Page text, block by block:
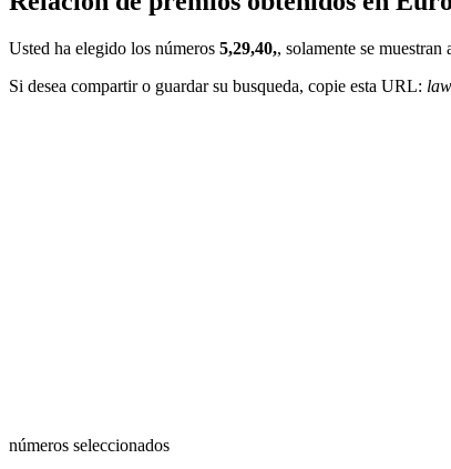
Usted ha elegido los números 5,29,40,, solamente se muestran
Si desea compartir o guardar su busqueda, copie esta URL:
números seleccionados